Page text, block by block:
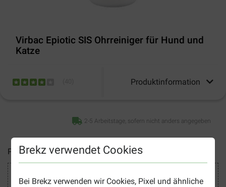
Brekz verwendet Cookies
Bei Brekz verwenden wir Cookies, Pixel und ähnliche
Virbac Epiotic SIS Ohrreiniger für Hund und
Katze
Produktinformation
2-5 Arbeitstage, sofern nicht anders angegeben
Preise inkl. MwSt zzgl. Versandkosten